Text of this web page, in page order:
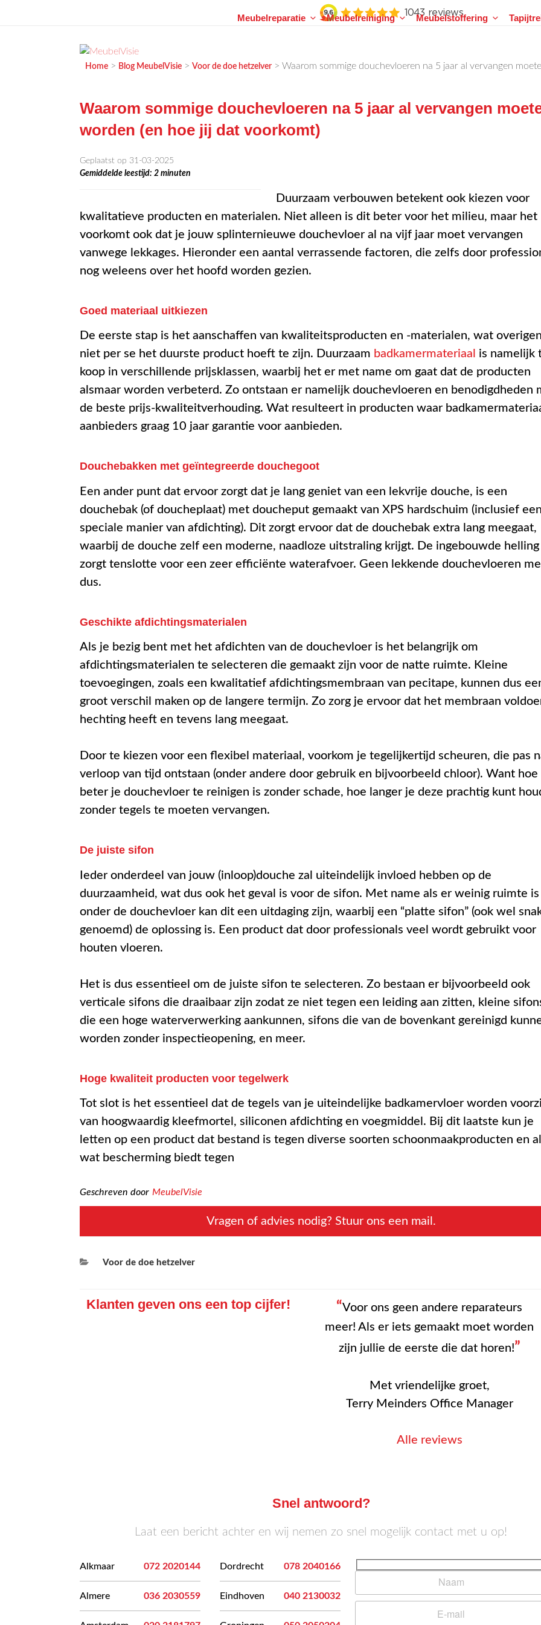
MEUBELVISIE
Passie voor meubels
Meubelreparatie Meubelreiniging Meubelstoffering
Home > Blog MeubelVisie > Voor de doe hetzelver > Waarom sommige douchevloeren na 5 jaar al vervangen
Waarom sommige douchevloeren na 5 jaar al vervangen
worden (en hoe jij dat voorkomt)
Geplaatst op 31-03-2025
Gemiddelde leestijd: 2 minuten
Duurzaam verbouwen betekent ook kiezen voor
kwalitatieve producten en materialen. Niet alleen is dit beter voor het milieu, maar het
voorkomt ook dat je jouw splinternieuwe douchevloer al na vijf jaar moet vervangen
vanwege lekkages. Hieronder een aantal verrassende factoren, die zelfs door
nog weleens over het hoofd worden gezien.
Goed materiaal uitkiezen
De eerste stap is het aanschaffen van kwaliteitsproducten en -materialen, wat
niet per se het duurste product hoeft te zijn. Duurzaam badkamermateriaal is namelijk
koop in verschillende prijsklassen, waarbij het er met name om gaat dat de producten
alsmaar worden verbeterd. Zo ontstaan er namelijk douchevloeren en benodigdheden
de beste prijs-kwaliteitverhouding. Wat resulteert in producten waar
aanbieders graag 10 jaar garantie voor aanbieden.
Douchebakken met geïntegreerde douchegoot
Een ander punt dat ervoor zorgt dat je lang geniet van een lekvrije douche, is een
douchebak (of doucheplaat) met doucheput gemaakt van XPS hardschuim (inclusief een
speciale manier van afdichting). Dit zorgt ervoor dat de douchebak extra lang meegaat,
waarbij de douche zelf een moderne, naadloze uitstraling krijgt. De ingebouwde helling
zorgt tenslotte voor een zeer efficiënte waterafvoer. Geen lekkende douchevloeren
dus.
Geschikte afdichtingsmaterialen
Als je bezig bent met het afdichten van de douchevloer is het belangrijk om
afdichtingsmaterialen te selecteren die gemaakt zijn voor de natte ruimte. Kleine
toevoegingen, zoals een kwalitatief afdichtingsmembraan van pecitape, kunnen dus
groot verschil maken op de langere termijn. Zo zorg je ervoor dat het membraan
hechting heeft en tevens lang meegaat.
Door te kiezen voor een flexibel materiaal, voorkom je tegelijkertijd scheuren, die pas
verloop van tijd ontstaan (onder andere door gebruik en bijvoorbeeld chloor). Want hoe
beter je douchevloer te reinigen is zonder schade, hoe langer je deze prachtig kunt
zonder tegels te moeten vervangen.
De juiste sifon
Ieder onderdeel van jouw (inloop)douche zal uiteindelijk invloed hebben op de
duurzaamheid, wat dus ook het geval is voor de sifon. Met name als er weinig ruimte is
onder de douchevloer kan dit een uitdaging zijn, waarbij een “platte sifon” (ook wel
genoemd) de oplossing is. Een product dat door professionals veel wordt gebruikt voor
houten vloeren.
Het is dus essentieel om de juiste sifon te selecteren. Zo bestaan er bijvoorbeeld ook
verticale sifons die draaibaar zijn zodat ze niet tegen een leiding aan zitten, kleine
die een hoge waterverwerking aankunnen, sifons die van de bovenkant gereinigd
worden zonder inspectieopening, en meer.
Hoge kwaliteit producten voor tegelwerk
Tot slot is het essentieel dat de tegels van je uiteindelijke badkamervloer worden
van hoogwaardig kleefmortel, siliconen afdichting en voegmiddel. Bij dit laatste kun je
letten op een product dat bestand is tegen diverse soorten schoonmaakproducten en al
wat bescherming biedt tegen
Geschreven door MeubelVisie
Vragen of advies nodig? Stuur ons een mail.
Categorieën
Voor de doe hetzelver
Klanten geven ons een top cijfer! “Voor ons geen andere reparateurs
meer! Als er iets gemaakt moet worden
zijn jullie de eerste die dat horen!”
Met vriendelijke groet,
Terry Meinders Office Manager
Alle reviews
Snel antwoord?
Laat een bericht achter en wij nemen zo snel mogelijk contact met u op!
Alkmaar 072 2020144
Almere 036 2030559
Dordrecht 078 2040166
Eindhoven 040 2130032